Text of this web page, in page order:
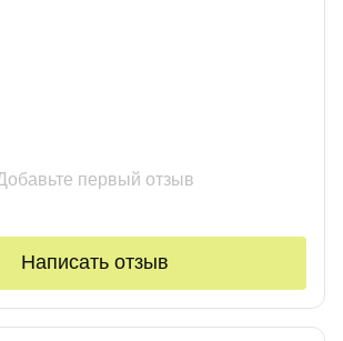
первый отзыв
Написать отзыв